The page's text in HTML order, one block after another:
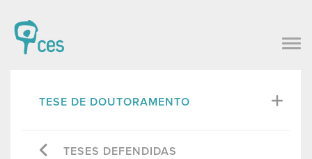
TESE DE DOUTORAMENTO
TESES DEFENDIDAS